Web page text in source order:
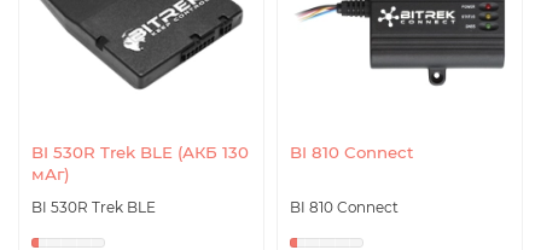
BI 530R Trek BLE (АКБ 130
мАг)
BI 530R Trek BLE
BI 810 Connect
BI 810 Connect